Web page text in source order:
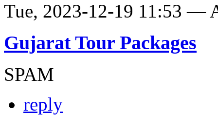
Tue, 2023-12-19 11:53 —
Gujarat Tour Packages
SPAM
reply